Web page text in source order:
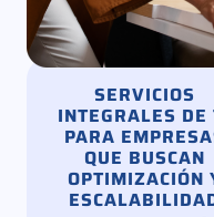
SERVICIOS
INTEGRALES DE
PARA
QUE BUSCAN
OPTIMIZACIÓN